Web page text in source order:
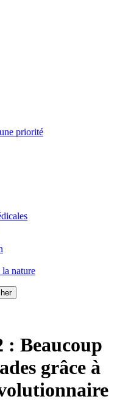
priorité
nature
: Beaucoup
grâce à